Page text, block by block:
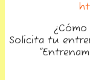
Solicita tu